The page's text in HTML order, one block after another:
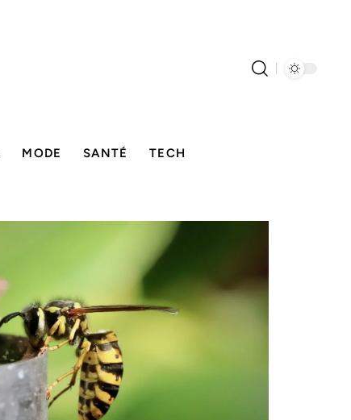
MODE SANTÉ TECH